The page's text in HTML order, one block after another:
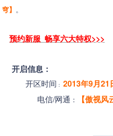
穹】 。
预约新服 畅享六大特权>>>
开启信息：
开区时间 ： 2013年9月21
电信/网通 ： 【傲视